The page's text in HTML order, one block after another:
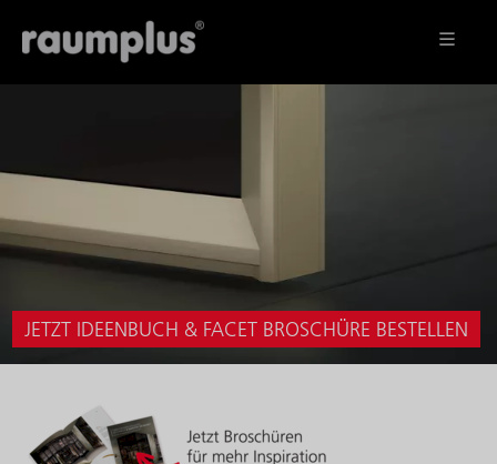
JETZT IDEENBUCH & FACET BROSCHÜRE BESTELLEN